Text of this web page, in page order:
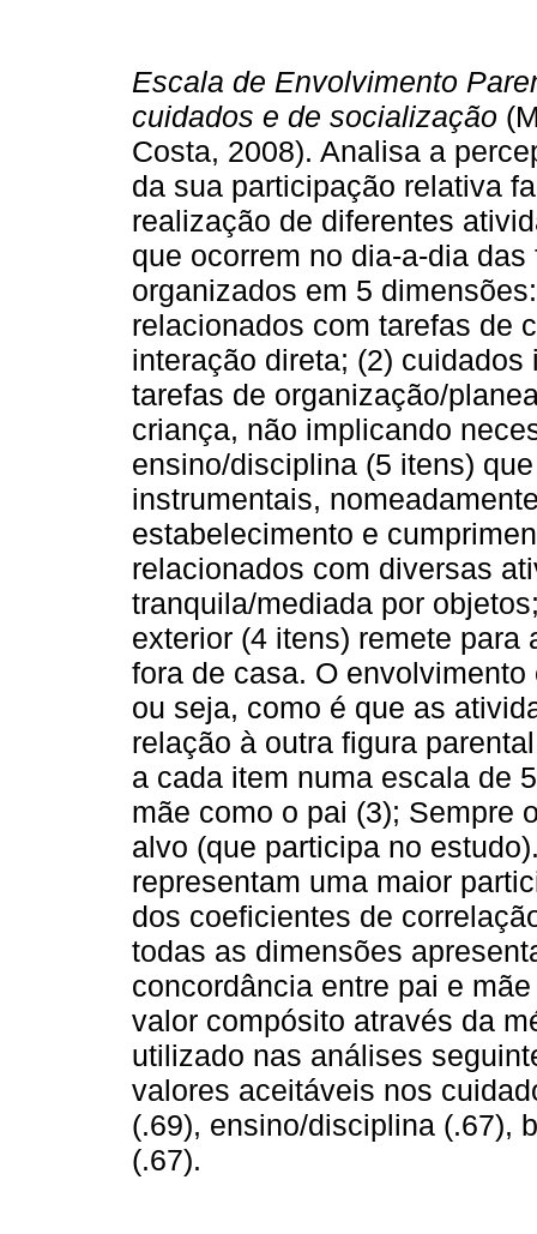
Escala de Envolvimento
cuidados e de socialização
Costa, 2008). Analisa a
da sua participação relativa
realização de diferentes
que ocorrem no dia-a-dia
organizados em 5
relacionados com tarefas de
interação direta; (2)
tarefas de organização/
criança, não implicando
ensino/disciplina (5 itens)
instrumentais,
estabelecimento e
relacionados com diversas
tranquila/mediada por
exterior (4 itens) remete
fora de casa. O
ou seja, como é que as
relação à outra figura
a cada item numa escala de
mãe como o pai (3); Sempre
alvo (que participa no
representam uma maior
dos coeficientes de
todas as dimensões
concordância entre pai e
valor compósito através da
utilizado nas análises
valores aceitáveis nos
(.69), ensino/disciplina (.67),
(.67).